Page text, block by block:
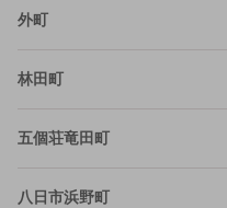
外町
林田町
五個荘竜田町
八日市浜野町